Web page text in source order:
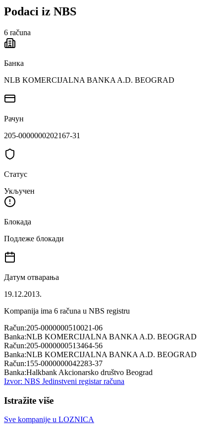
Podaci iz NBS
6 računa
Банка
NLB KOMERCIJALNA BANKA A.D. BEOGRAD
Рачун
205-0000000202167-31
Статус
Укључен
Блокада
Подлеже блокади
Датум отварања
19.12.2013.
Kompanija ima 6 računa u NBS registru
Račun:205-0000000510021-06
Banka:NLB KOMERCIJALNA BANKA A.D. BEOGRAD
Račun:205-0000000513464-56
Banka:NLB KOMERCIJALNA BANKA A.D. BEOGRAD
Račun:155-0000000042283-37
Banka:Halkbank Akcionarsko društvo Beograd
Izvor: NBS Jedinstveni registar računa
Istražite više
Sve kompanije u LOZNICA